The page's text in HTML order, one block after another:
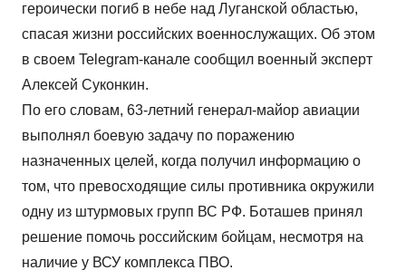
героически погиб в небе над Луганской областью,
спасая жизни российских военнослужащих. Об этом
в своем Telegram-канале сообщил военный эксперт
Алексей Суконкин.
По его словам, 63-летний генерал-майор авиации
выполнял боевую задачу по поражению
назначенных целей, когда получил информацию о
том, что превосходящие силы противника окружили
одну из штурмовых групп ВС РФ. Боташев принял
решение помочь российским бойцам, несмотря на
наличие у ВСУ комплекса ПВО.